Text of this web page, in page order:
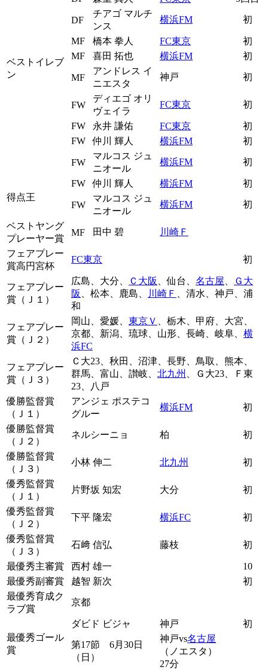
ベストイレブ
ン
DF
チアゴ マルチ
ンス
横浜FM 初
MF 橋本 拳人 FC東京
初
MF
喜田 拓也 横浜FM 初
MF
アンドレス イ
ニエスタ
神戸 初
FW
ディエゴ オリ
ヴェイラ
FC東京 初
FW 永井 謙佑 FC東京
初
FW
仲川 輝人 横浜FM 初
FW
マルコス ジュ
ニオール
横浜FM 初
得点王
FW 仲川 輝人 横浜FM 初
FW
マルコス ジュ
ニオール
横浜FM 初
ベストヤング
プレーヤー賞
MF 田中 碧 川崎Ｆ
フェアプレー
賞高円宮杯
FC東京 初
フェアプレー
賞（Ｊ１）
広島、大分、 Ｃ大阪 、仙台、 名古屋
Ｇ大
阪
、松本、鹿島、 川崎Ｆ
、清水、神戸、浦
和
フェアプレー
賞（Ｊ２）
岡山、愛媛、 東京Ｖ
、栃木、甲府、大宮、
京都、新潟、琉球、山形、長崎、岐阜、 横
浜FC
フェアプレー
賞（Ｊ３）
Ｃ大23、秋田、沼津、長野、鳥取、熊本、
群馬、富山、讃岐、 北九州
、Ｇ大23、Ｆ東
23、八戸
優勝監督賞
（Ｊ１）
アンジェ ポステコ
グルー
横浜FM 初
優勝監督賞
（Ｊ２）
ネルシーニョ 柏 初
優勝監督賞
（Ｊ３）
小林 伸二 北九州 初
優秀監督賞
（Ｊ１）
片野坂 知宏 大分 初
優秀監督賞
（Ｊ２）
下平 隆宏 横浜FC 初
優秀監督賞
（Ｊ３）
石﨑 信弘 藤枝 初
最優秀主審賞 西村 雄一
10
最優秀副審賞
越智 新次
初
最優秀育成ク
ラブ賞
京都
最優秀ゴール
賞
ダビド ビジャ 神戸 初
第17節 6月30日
（日）
神戸vs名古屋
（ノエスタ）
27分